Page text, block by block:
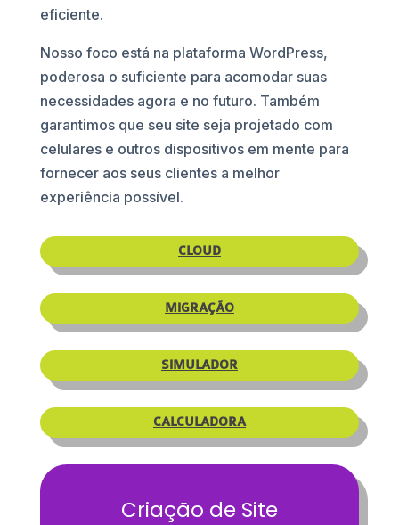
eficiente.
Nosso foco está na plataforma WordPress,
poderosa o suficiente para acomodar suas
necessidades agora e no futuro. Também
garantimos que seu site seja projetado com
celulares e outros dispositivos em mente para
fornecer aos seus clientes a melhor
experiência possível.
CLOUD
MIGRAÇÃO
SIMULADOR
CALCULADORA
Criação de Site